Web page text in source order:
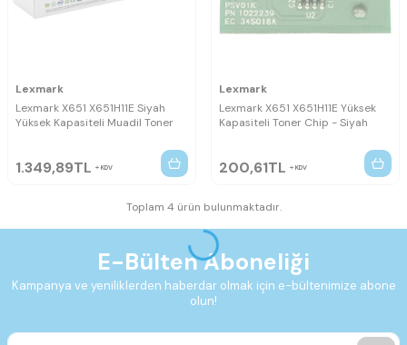
Lexmark
Lexmark X651 X651H11E Siyah
Yüksek Kapasiteli Muadil Toner
1.349,89TL KDV
Lexmark
Lexmark X651 X651H11E Yüksek
Kapasiteli Toner Chip - Siyah
200,61TL KDV
Toplam 4 ürün bulunmaktadır.
E-Bülten Aboneliği
Kampanya ve yeniliklerden haberdar olmak için e-bültenimize abone
olun!